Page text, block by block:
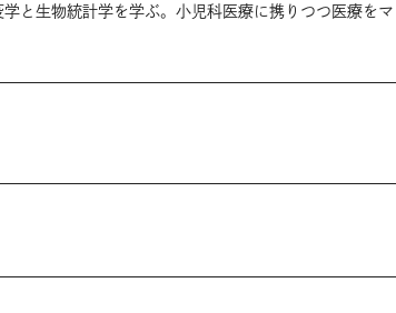
と生物統計学を学ぶ。小児科医療に携りつつ医療を